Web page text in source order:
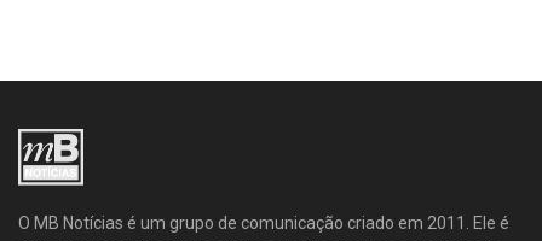
O MB Notícias é um grupo de comunicação criado em 2011. Ele é